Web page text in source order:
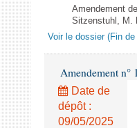
Amendement
Sitzenstuhl, M.
Voir le dossier (Fin de
Amendement n°
Date de
dépôt :
09/05/2025